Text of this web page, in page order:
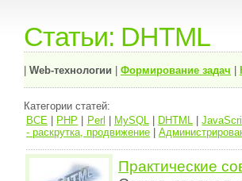
Статьи: DHTML
Web-технологии Формирование задач
Категории статей:
ВСЕ
PHP Perl MySQL| DHTML |
- раскрутка, продвижение
Практические